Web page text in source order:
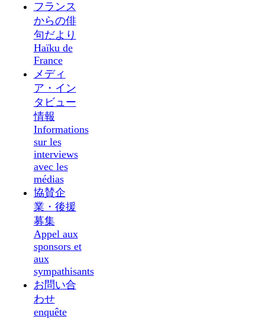
フランス
からの俳
句だより
Haïku de
France
メディ
ア・イン
タビュー
情報
Informations
sur les
interviews
avec les
médias
協賛企
業・後援
募集
Appel aux
sponsors et
aux
sympathisants
お問い合
わせ
enquête